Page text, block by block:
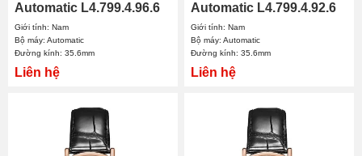
Automatic L4.799.4.96.6
35.6mm Nam
Giới tính: Nam
Bộ máy: Automatic
Đường kính: 35.6mm
Liên hệ
Automatic L4.799.4.92.6
35.6mm Nam
Giới tính: Nam
Bộ máy: Automatic
Đường kính: 35.6mm
Liên hệ